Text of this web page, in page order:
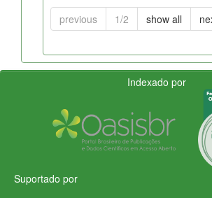
previous 1/2 show all
Indexado por
Suportado por